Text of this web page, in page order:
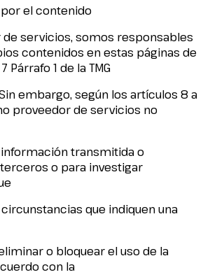
el contenido
servicios, somos responsables
contenidos en estas páginas de
Párrafo 1 de la TMG
embargo, según los artículos 8 a
proveedor de servicios no
transmitida o
o para investigar
que indiquen una
o bloquear el uso de la
con la